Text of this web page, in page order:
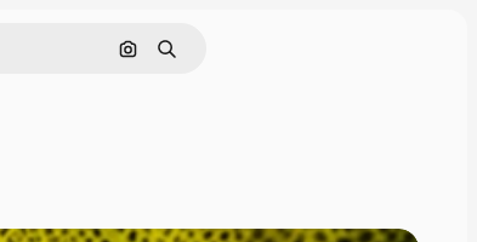
Sök efter bild
Söka